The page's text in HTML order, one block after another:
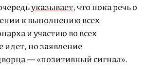
указывает, что пока речь о
к выполнению всех
и участию во всех
но заявление
— «позитивный сигнал».